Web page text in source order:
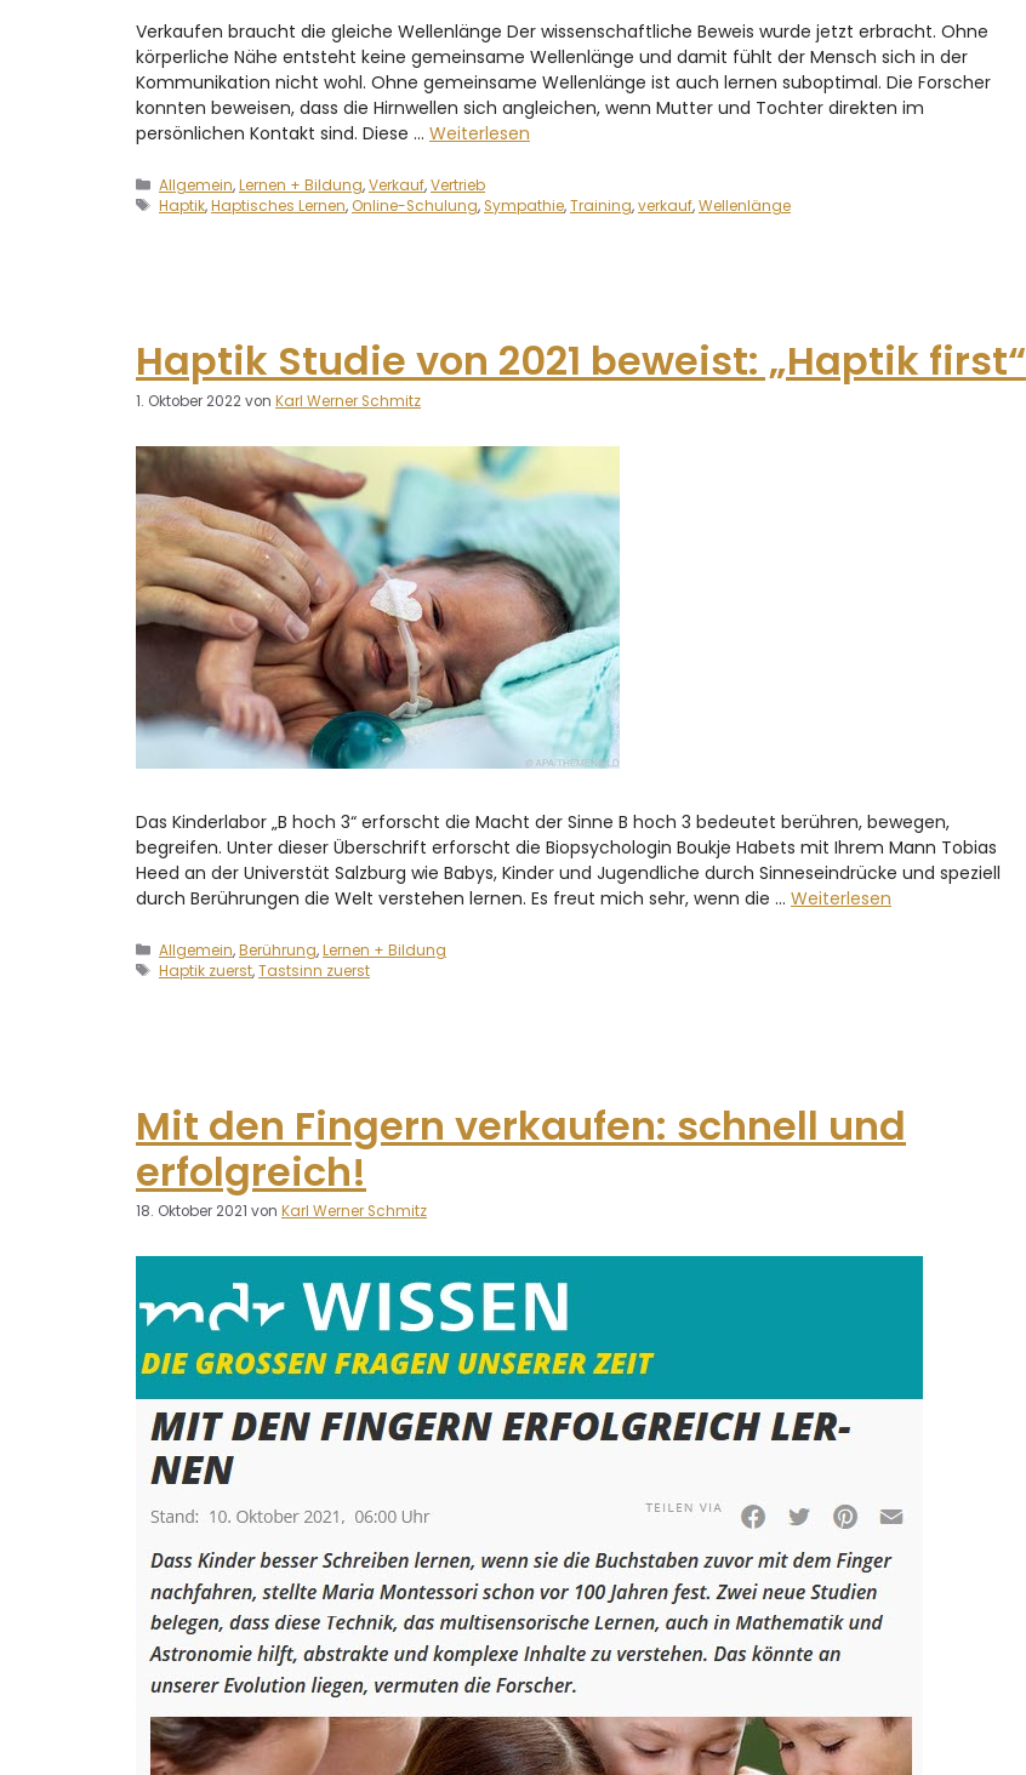
Verkaufen braucht die gleiche Wellenlänge Der wissenschaftliche Beweis wurde jetzt erbracht. Ohne
körperliche Nähe entsteht keine gemeinsame Wellenlänge und damit fühlt der Mensch sich in der
Kommunikation nicht wohl. Ohne gemeinsame Wellenlänge ist auch lernen suboptimal. Die Forscher
konnten beweisen, dass die Hirnwellen sich angleichen, wenn Mutter und Tochter direkten im
persönlichen Kontakt sind. Diese … Weiterlesen
Allgemein,Lernen + Bildung,Verkauf,Vertrieb
Haptik,Haptisches Lernen, Online-Schulung, Sympathie,Training,verkauf,Wellenlänge
Haptik Studie von 2021 beweist: „Haptik first“
1. Oktober 2022von Karl Werner Schmitz
Das Kinderlabor „B hoch 3“ erforscht die Macht der Sinne B hoch 3 bedeutet berühren, bewegen,
begreifen. Unter dieser Überschrift erforscht die Biopsychologin Boukje Habets mit Ihrem Mann Tobias
Heed an der Universtät Salzburg wie Babys, Kinder und Jugendliche durch Sinneseindrücke und speziell
durch Berührungen die Welt verstehen lernen. Es freut mich sehr, wenn die … Weiterlesen
Allgemein,Berührung,Lernen + Bildung
Haptik zuerst,Tastsinn zuerst
Mit den Fingern verkaufen: schnell und
erfolgreich!
18. Oktober 2021 von Karl Werner Schmitz